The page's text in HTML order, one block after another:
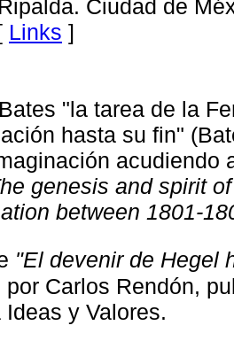
Ciudad de
Links ]
"la tarea de la
hasta su fin"
acudiendo
genesis and spirit
between 1801-
"El devenir de Hegel
por Carlos Rendón,
Ideas y Valores.